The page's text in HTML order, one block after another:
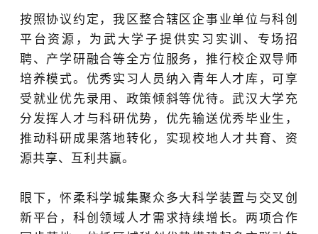
按照协议约定，我区整合辖区企事业单位与科创
平台资源，为武大学子提供实习实训、专场招
聘、产学研融合等全方位服务，推行校企双导师
培养模式。优秀实习人员纳入青年人才库，可享
受就业优先录用、政策倾斜等优待。武汉大学充
分发挥人才与科研优势，优先输送优秀毕业生，
推动科研成果落地转化，实现校地人才共育、资
源共享、互利共赢。
眼下，怀柔科学城集聚众多大科学装置与交叉创
新平台，科创领域人才需求持续增长。两项合作